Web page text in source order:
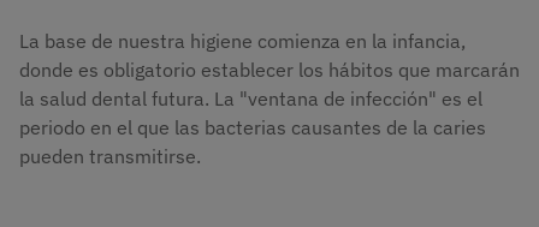
La base de nuestra higiene comienza en la infancia,
donde es obligatorio establecer los hábitos que marcarán
la salud dental futura. La "ventana de infección" es el
periodo en el que las bacterias causantes de la caries
pueden transmitirse.